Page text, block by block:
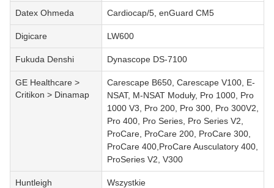
Datex Ohmeda Cardiocap/5, enGuard CM5
Digicare LW600
Fukuda Denshi Dynascope DS-7100
GE Healthcare >
Critikon > Dinamap
Carescape B650, Carescape V100, E-
NSAT, M-NSAT Moduły, Pro 1000, Pro
1000 V3, Pro 200, Pro 300, Pro 300V2,
Pro 400, Pro Series, Pro Series V2,
ProCare, ProCare 200, ProCare 300,
ProCare 400,ProCare Ausculatory 400,
ProSeries V2, V300
Huntleigh Wszystkie